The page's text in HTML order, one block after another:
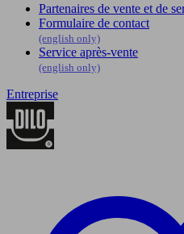
Partenaires de vente et de
Formulaire de contact
(english only)
Service après-vente
(english only)
Entreprise